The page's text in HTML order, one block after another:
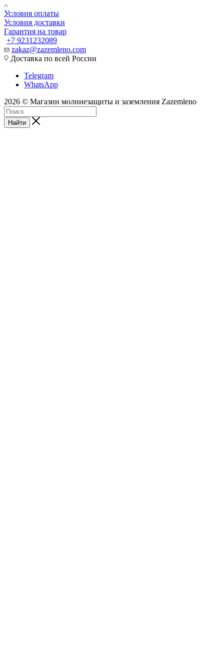
Условия оплаты
Условия доставки
Гарантия на товар
+7 9231232089
zakaz@zazemleno.com
Доставка по всей России
Telegram
WhatsApp
2026 © Магазин молниезащиты и заземления Zazemleno
Найти